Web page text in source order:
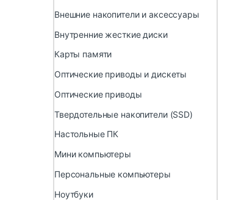
Внешние накопители и аксессуары
Внутренние жесткие диски
Карты памяти
Оптические приводы и дискеты
Оптические приводы
Твердотельные накопители (SSD)
Настольные ПК
Мини компьютеры
Персональные компьютеры
Ноутбуки